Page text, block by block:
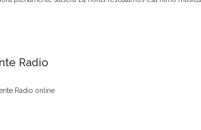
Radio
Radio online